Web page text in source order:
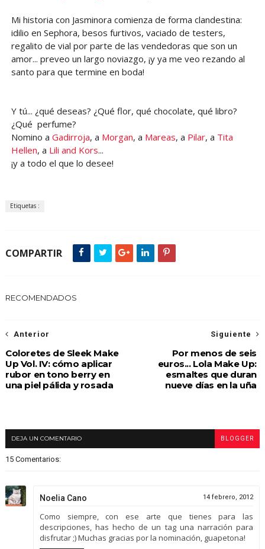
Mi historia con Jasminora comienza de forma clandestina:
idilio en Sephora, besos furtivos, vaciado de testers,
regalito de vial por parte de las vendedoras que son un
amor... preveo un largo noviazgo, ¡y ya me veo rezando al
santo para que termine en boda!
Y tú... ¿qué deseas? ¿Qué flor, qué chocolate, qué libro?
¿Qué perfume?
Nomino a Gadirroja, a Morgan, a Mareas, a Pilar, a Tita
Hellen, a Lili and Kors...
¡y a todo el que lo desee!
Etiquetas :
COMPARTIR
RECOMENDADOS
Siguiente
Por menos de seis
euros... Lola Make Up:
esmaltes que duran
nueve días en la uña
Anterior
Coloretes de Sleek Make
Up Vol. IV: cómo aplicar
rubor en tono berry en
una piel pálida y rosada
DEJA UN COMENTARIO BLOGGER
15 Comentarios:
Noelia Cano 14 febrero, 2012
Como siempre, con ese arte que tienes para las
descripciones, has hecho de un tag una narración para
disfrutar ;) Muchas gracias por la nominación, guapetona!